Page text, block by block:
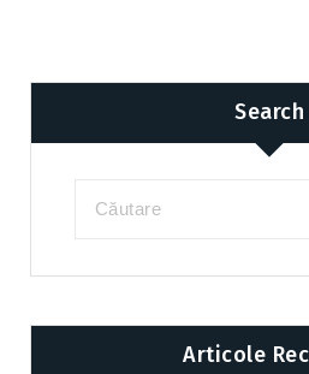
Search
Articole